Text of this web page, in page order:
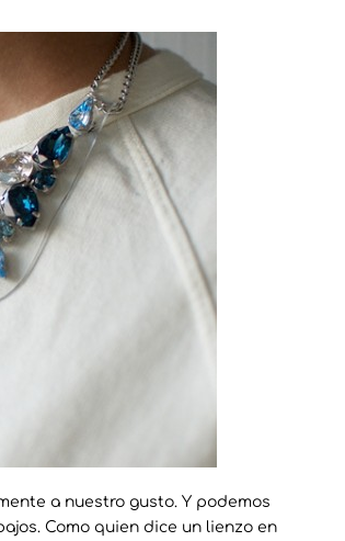
a nuestro gusto. Y podemos
Como quien dice un lienzo en